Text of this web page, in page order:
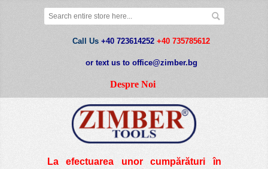
Call Us +40 723614252 +40 735785612
or text us to office@zimber.bg
Despre Noi
La efectuarea unor cumpărături în